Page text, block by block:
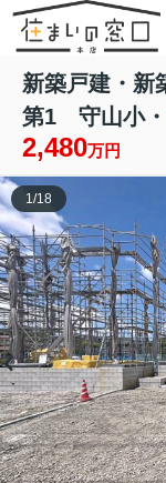
新築戸建・
第1 守山小
2,480万円
1/18